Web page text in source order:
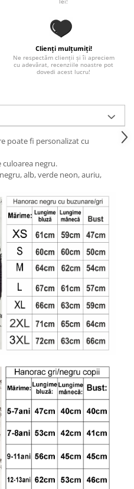
Clienți mulțumiți!
Ne respectăm clienții și îi apreciem
cu adevărat, recenziile noastre pot
dovedi acest lucru!
poate fi personalizat cu
negru.
alb, verde neon, auriu,